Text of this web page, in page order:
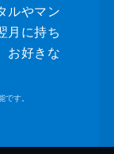
ルやマン
月に持ち
お好きな
す。